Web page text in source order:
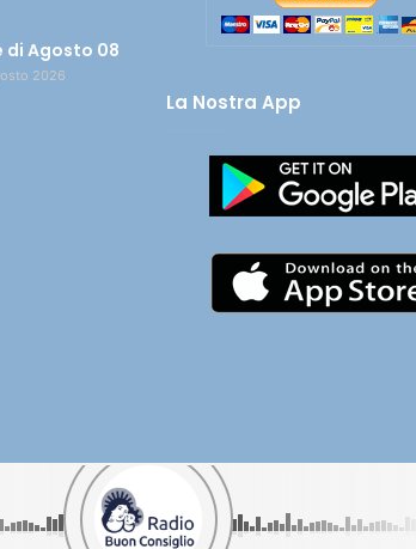
di Agosto 08
2026
La Nostra App
- CF 90005450649 |Cookie e Privacy| Credits:Digife